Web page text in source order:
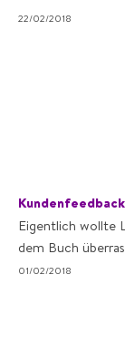
22/02/2018
Eigentlich wollte
dem Buch
01/02/2018